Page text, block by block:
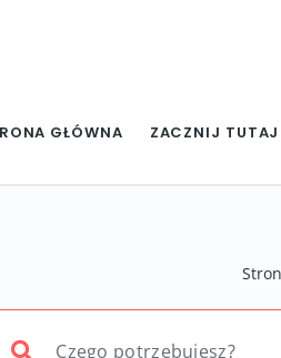
GŁÓWNA ZACZNIJ TUTAJ